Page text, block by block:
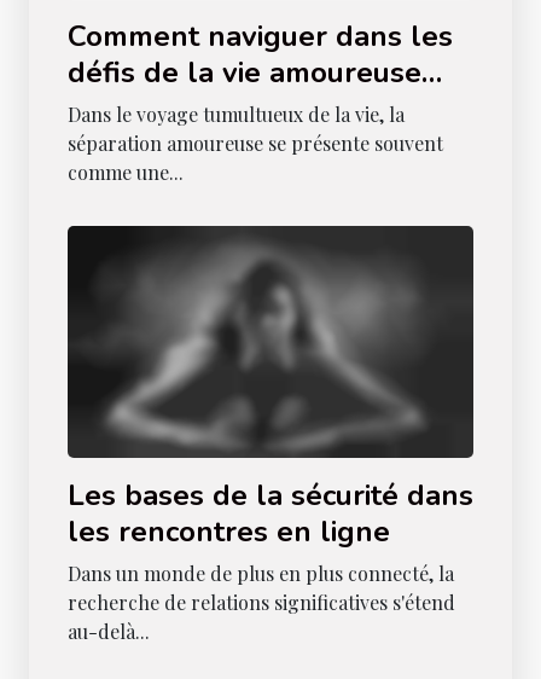
Comment naviguer dans les
défis de la vie amoureuse
après une séparation
Dans le voyage tumultueux de la vie, la
séparation amoureuse se présente souvent
comme une...
Les bases de la sécurité dans
les rencontres en ligne
Dans un monde de plus en plus connecté, la
recherche de relations significatives s'étend
au-delà...